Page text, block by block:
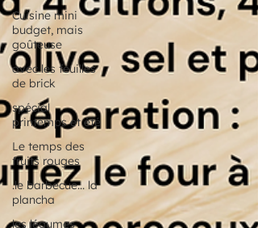
Cuisine mini
budget, mais
goûteuse
avec les feuilles
de brick
spécial
printemps et été
Le temps des
fruits rouges
.le barbecue... la
plancha
les légumes